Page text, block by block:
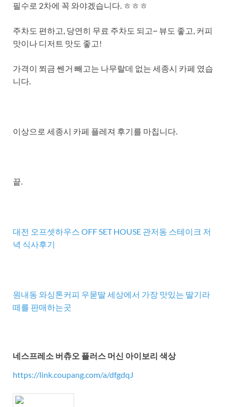
필수로 2차에 꼭 와야겠습니다. ㅎㅎㅎ
주차도 편하고, 당연히 무료 주차도 되고~ 뷰도 좋고, 커피
맛이나 디저트 맛도 좋고!
가격이 쬐금 쎈거 빼고는 나무랄데 없는 세종시 카페 였습
니다.
이상으로 세종시 카페 플레져 후기를 마칩니다.
끝.
대전 오프셋하우스 OFF SET HOUSE 관저동 스테이크 저
녁 식사후기
원내동 와싱톤커피 우묻딸 세상에서 가장 맛있는 딸기라
떼를 판매하는곳
네스프레소 버츄오 플러스 머신 아이보리 색상
https://link.coupang.com/a/dfgdqJ